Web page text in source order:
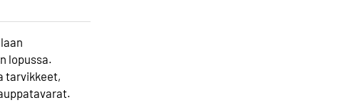
lopussa.
tarvikkeet,